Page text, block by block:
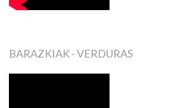
BARAZKIAK - VERDURAS